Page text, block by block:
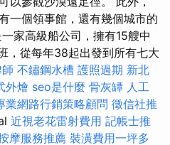
一個領事館，還有幾個城市的
家高級船公司，擁有15艘中
，從每年38起出發到所有七大
不鏽鋼水槽 護照過期 新北
外燴 seo是什麼 骨灰罈 人工
業網路行銷策略顧問 徵信社推
近視老花雷射費用 記帳士推
摩服務推薦 裝潢費用一坪多